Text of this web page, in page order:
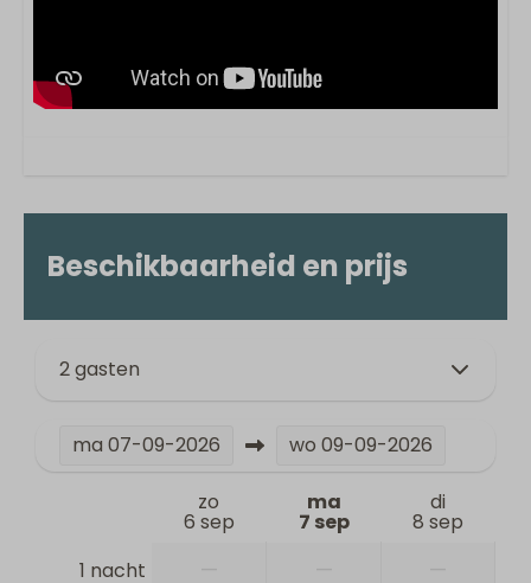
Beschikbaarheid en prijs
2 gasten
ma 07-09-2026 wo 09-09-2026
zo
6 sep
ma
7 sep
di
8 sep
1 nacht